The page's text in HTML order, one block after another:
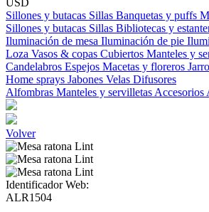
USD
Sillones y butacas Sillas Banquetas y puffs
Sillones y butacas Sillas Bibliotecas y
Iluminación de mesa Iluminación de pie
Loza Vasos & copas Cubiertos Manteles y
Candelabros Espejos Macetas y floreros
Home sprays Jabones Velas Difusores
Alfombras Manteles y servilletas Accesorios
Volver
Identificador Web:
ALR1504